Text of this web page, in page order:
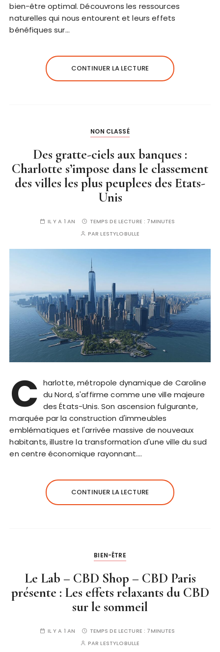
bien-être optimal. Découvrons les ressources
naturelles qui nous entourent et leurs effets
bénéfiques sur…
CONTINUER LA LECTURE
NON CLASSÉ
Des gratte-ciels aux banques :
Charlotte s’impose dans le classement
des villes les plus peuplees des Etats-
Unis
IL Y A 1 AN TEMPS DE LECTURE : 7MINUTES
PARLESTYLOBULLE
C harlotte, métropole dynamique de Caroline
du Nord, s'affirme comme une ville majeure
des États-Unis. Son ascension fulgurante,
marquée par la construction d'immeubles
emblématiques et l'arrivée massive de nouveaux
habitants, illustre la transformation d'une ville du sud
en centre économique rayonnant….
CONTINUER LA LECTURE
BIEN-ÊTRE
Le Lab – CBD Shop – CBD Paris
présente : Les effets relaxants du CBD
sur le sommeil
IL Y A 1 AN TEMPS DE LECTURE : 7MINUTES
PARLESTYLOBULLE